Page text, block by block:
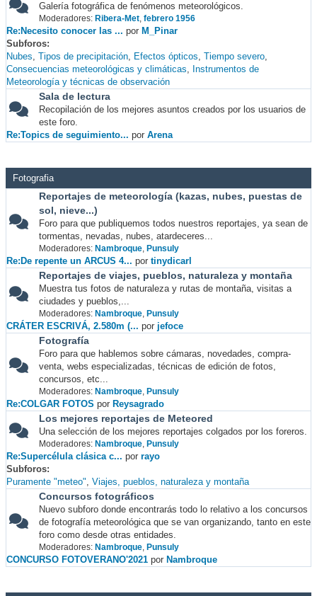
Galería fotográfica de fenómenos meteorológicos.
Moderadores: Ribera-Met, febrero 1956
Re:Necesito conocer las ... por M_Pinar
Subforos
Nubes Tipos de precipitación Efectos ópticos Tiempo severo
Consecuencias meteorológicas y climáticas
Instrumentos de
Meteorología y técnicas de observación
Sala de lectura
Recopilación de los mejores asuntos creados por los usuarios de
este foro.
Re:Topics de seguimiento... por Arena
Fotografia
Reportajes de meteorología (kazas, nubes, puestas de
sol, nieve...)
Foro para que publiquemos todos nuestros reportajes, ya sean de
tormentas, nevadas, nubes, atardeceres...
Moderadores: Nambroque, Punsuly
Re:De repente un ARCUS 4... por tinydicarl
Reportajes de viajes, pueblos, naturaleza y montaña
Muestra tus fotos de naturaleza y rutas de montaña, visitas a
ciudades y pueblos,...
Moderadores: Nambroque, Punsuly
CRÁTER ESCRIVÁ, 2.580m (... por jefoce
Fotografía
Foro para que hablemos sobre cámaras, novedades, compra-
venta, webs especializadas, técnicas de edición de fotos,
concursos, etc...
Moderadores: Nambroque, Punsuly
Re:COLGAR FOTOS por Reysagrado
Los mejores reportajes de Meteored
Una selección de los mejores reportajes colgados por los foreros.
Moderadores: Nambroque, Punsuly
Re:Supercélula clásica c... por rayo
Subforos
Puramente "meteo" Viajes, pueblos, naturaleza y montaña
Concursos fotográficos
Nuevo subforo donde encontrarás todo lo relativo a los concursos
de fotografía meteorológica que se van organizando, tanto en este
foro como desde otras entidades.
Moderadores: Nambroque, Punsuly
CONCURSO FOTOVERANO'2021 por Nambroque